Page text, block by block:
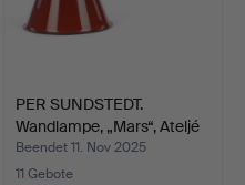
PER SUNDSTEDT.
Wandlampe, „Mars“, Ateljé
L…
Beendet 11. Nov 2025
11 Gebote